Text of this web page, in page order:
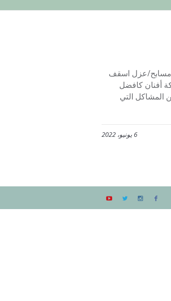
مسابح/عزل اسقف
شركة أفنان كافضل
المشاكل التي
6 يونيو، 2022